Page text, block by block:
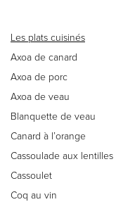
Les plats cuisinés
Axoa de canard
Axoa de porc
Axoa de veau
Blanquette de veau
Canard à l’orange
Cassoulade aux lentilles
Cassoulet
Coq au vin